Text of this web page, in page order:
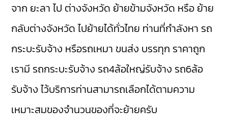
จาก ยะลา ไป ต่างจังหวัด ย้ายข้ามจังหวัด หรือ ย้าย
กลับต่างจังหวัด ไปย้ายได้ทั่วไทย ท่านที่กำลังหา รถ
กระบะรับจ้าง หรือรถเหมา ขนส่ง บรรทุก ราคาถูก
เรามี รถกระบะรับจ้าง รถ4ล้อใหญ่รับจ้าง รถ6ล้อ
รับจ้างไว้บริการท่านสามารถเลือกได้ตามความ
เหมาะสมของจำนวนของที่จะย้ายครับ